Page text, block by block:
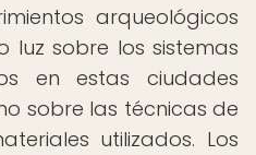
arqueológicos
luz sobre los sistemas
en estas ciudades
sobre las técnicas de
utilizados. Los